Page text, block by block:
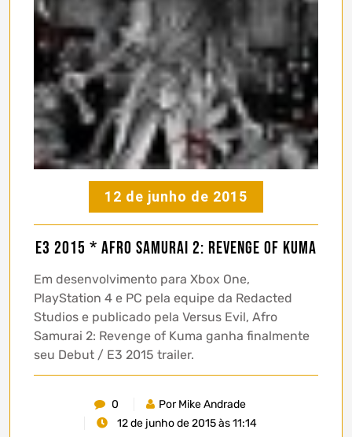
12 de junho de 2015
E3 2015 * Afro Samurai 2: Revenge of Kuma
Em desenvolvimento para Xbox One,
PlayStation 4 e PC pela equipe da Redacted
Studios e publicado pela Versus Evil, Afro
Samurai 2: Revenge of Kuma ganha finalmente
seu Debut / E3 2015 trailer.
0
Por Mike Andrade
12 de junho de 2015 às 11:14